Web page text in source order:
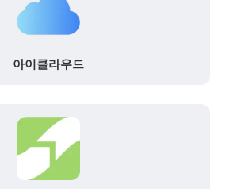
아이클라우드